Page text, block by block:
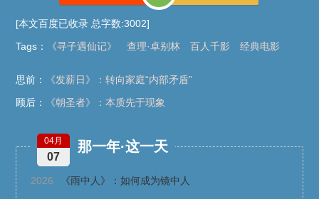
[本文百度已收录 总字数:3002]
Tags ： 《寻子遇仙记》 查理·卓别林 百人千影 经典电影
思前：
《发薪日》：转向家庭“内部矛盾”
顾后：
《朝圣者》：本质先于现象
那一年·这一天
04月
07
2026 《雨中人》：如何成为镜中人